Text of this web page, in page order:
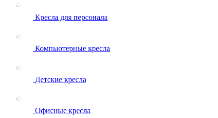
Кресла для персонала
Компьютерные кресла
Детские кресла
Офисные кресла